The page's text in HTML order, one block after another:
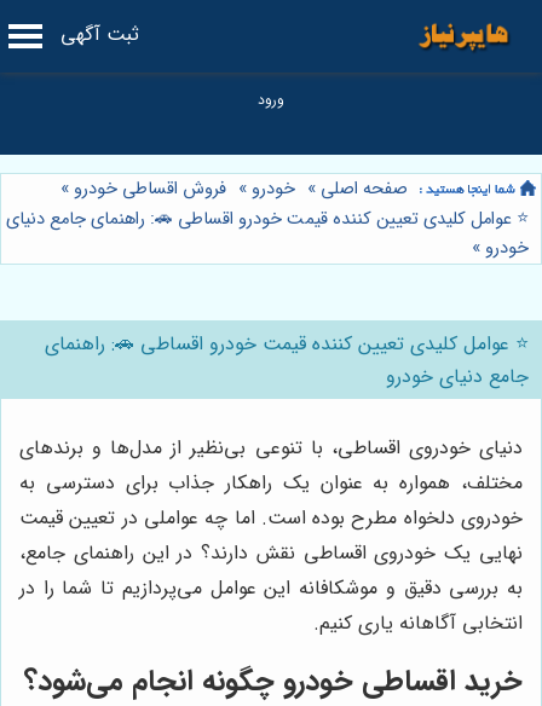
ثبت آگهی
صفحه اصلی » خودرو » فروش اقساطی خودرو »
⭐️ عوامل کلیدی تعیین کننده قیمت خودرو اقساطی 🚗: راهنمای جامع دنیای
خودرو »
⭐️ عوامل کلیدی تعیین کننده قیمت خودرو اقساطی 🚗: راهنمای
جامع دنیای خودرو
دنیای خودروی اقساطی، با تنوعی بی‌نظیر از مدل‌ها و برندهای
مختلف، همواره به عنوان یک راهکار جذاب برای دسترسی به
خودروی دلخواه مطرح بوده است. اما چه عواملی در تعیین قیمت
نهایی یک خودروی اقساطی نقش دارند؟ در این راهنمای جامع،
به بررسی دقیق و موشکافانه این عوامل می‌پردازیم تا شما را در
انتخابی آگاهانه یاری کنیم.
خرید اقساطی خودرو چگونه انجام می‌شود؟